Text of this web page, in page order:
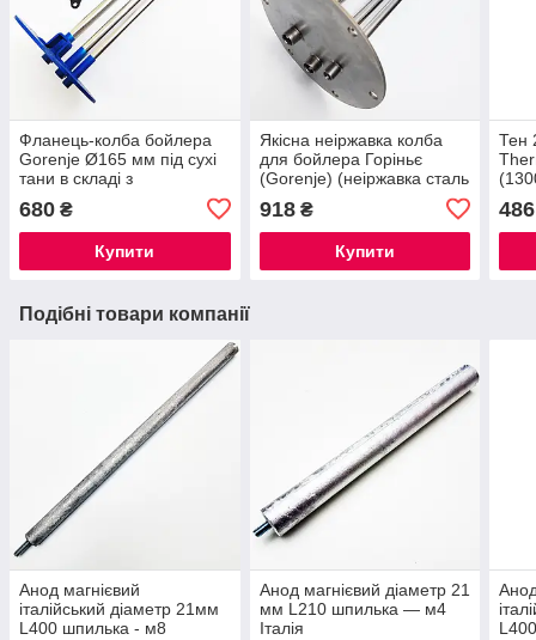
Фланець-колба бойлера
Gorenje Ø165 мм під сухі
тани в складі з
680 ₴
Купити
Якісна неіржавка колба
для бойлера Горіньє
(Gorenje) (неіржавка сталь
918₴
Купити
Тен
486
Подібні товари компанії
Анод магнієвий
італійський діаметр 21мм
L400 шпилька - м8
Анод магнієвий діаметр 21
мм L210 шпилька — м4
Італія